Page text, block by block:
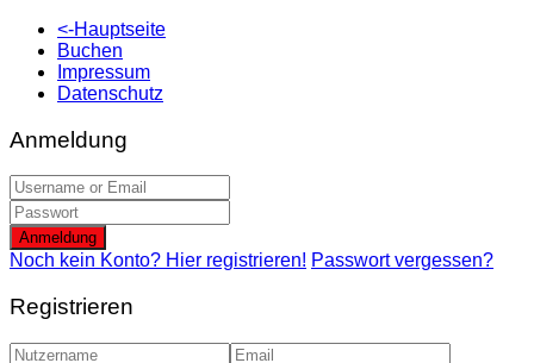
<-Hauptseite
Buchen
Impressum
Datenschutz
Anmeldung
Anmeldung
Noch kein Konto? Hier registrieren! Passwort vergessen?
Registrieren